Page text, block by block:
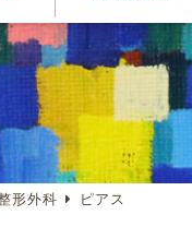
形外科 ピアス